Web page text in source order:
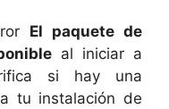
El paquete de
al iniciar a
si hay una
tu instalación de